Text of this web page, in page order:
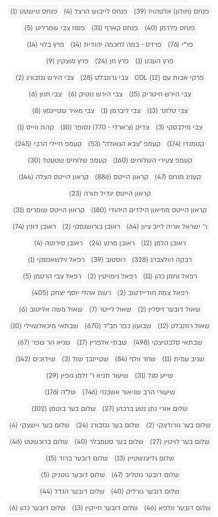
פנחס (חולון) אלטהויז (39)
פנחס לייבוש הרצל (4)
פנחס נוישטט (1)
פנחס פלדמן (40)
פנחס קארף (31)
פסח צבי שמרלינג (5)
פר"י (76)
פרדס - במה לחכמה יהודית (14)
פרץ בלוי (14)
פרץ העכט (1)
פרץ חן (24)
פרץ מוצקין (9)
פרקי אבות עם COL (12)
צבי גרונבלט (28)
צבי הירש גנזבורג (2)
צבי הירש חיטריק (15)
צבי הירש נוטיק (6)
צבי חנון (6)
צבי טלזנר (13)
צבי ליברמן (1)
צבי מאיר שטיינמץ (8)
צבי מילבסקי (3)
צדיק (צ'ארלי - 770) נסופר (10)
קהת ווייס (1)
קטמנדו (174)
קעמפ "צבא הגאולה" (53)
קעמפ חיילי הרבי (245)
קעמפ צעירי השלוחים (160)
קעמפ שלוחים שטעטל (30)
קעניג מנחם (47)
קראון הייטס (886)
קראון הייטס הצלה (144)
קראון הייטס יגדיל תורה (23)
קראון הייטס מוזיאון הילדים היהודי (180)
קראון הייטס שומרים (31)
ר' ישראל אריה לייב ציון (64)
ראובן בורושנסקי (2)
ראובן דונין (74)
ראובן הלמן (12)
ראובן מרנץ (24)
ראובן סירוטה (4)
רבקה הולצברג (328)
רוסטוב (39)
רפאל וילשאנסקי (1)
רפאל נחמן כהן (11)
רפאל נימויטין (2)
רפאל צבי הרטמן (5)
רפאל צמח חודיידטוב (2)
רשת אהלי יוסף יצחק (405)
שאול דובער זיסלין (2)
שאול לייטר (7)
שאול משה אליטוב (6)
שאול רוזנבלט (12)
שבועון כפר חב"ד (670)
שבתאי מיכאלשוילי (10)
שבתאי סלבטיצקי (498)
שבתי אלפרין (17)
שגיא הר שפר (67)
שגיב עמית (11)
שחר וולף (84) שטיינבך שול (3)
שידוכים (142)
שייע סגל (31)
שיעור תניא ר' זלמן גופין (29)
שיעורי הרב שניאור אשכנזי (746)
של"ה (176)
שלום אורי נתן נטע ברכהן (27)
שלום בער בוטמן (102)
שלום בער גורודצקי (2)
שלום בער גנזבורג (24)
שלום בער וישצקי (4)
שלום בער לויטין (27)
שלום בער סטמבלר (40)
שלום ברוכשטט (46)
שלום גליצנשטיין (13)
שלום דובער ברוד (15)
שלום דובער גוטליב (47)
שלום דובער גוטניק (5)
שלום דובער גורליק (40)
שלום דובער הנדל (44)
שלום דובער וולפא (46)
שלום דובער חייקין (13)
שלום דובער כהן (6)